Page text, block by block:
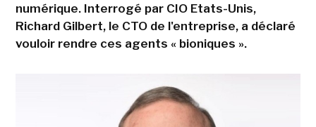
numérique. Interrogé par CIO Etats-Unis,
Richard Gilbert, le CTO de l'entreprise, a déclaré
vouloir rendre ces agents « bioniques ».